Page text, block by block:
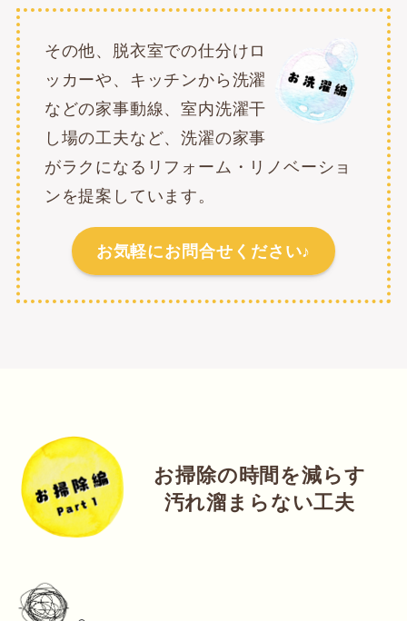
その他、脱衣室での仕分けロ
ッカーや、キッチンから洗濯
などの家事動線、室内洗濯干
し場の工夫など、洗濯の家事
がラクになるリフォーム・リノベーショ
ンを提案しています。
お気軽にお問合せください♪
お掃除の時間を減らす
汚れ溜まらない工夫